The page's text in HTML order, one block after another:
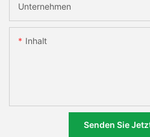
Unternehmen
Inhalt
Senden Sie